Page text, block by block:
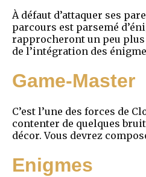
À défaut d’attaquer ses
parcours est parsemé
rapprocheront un peu plus
de l’intégration des
Game-Master
C’est l’une des forces de
contenter de quelques
décor. Vous devrez
Enigmes